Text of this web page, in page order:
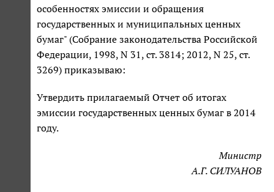
особенностях эмиссии и обращения
государственных и муниципальных ценных
бумаг" (Собрание законодательства Российской
Федерации, 1998, N 31, ст. 3814; 2012, N 25, ст.
3269) приказываю:
Утвердить прилагаемый Отчет об итогах
эмиссии государственных ценных бумаг в 2014
году.
Министр
А.Г. СИЛУАНОВ